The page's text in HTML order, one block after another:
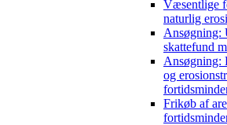
Væsentlige
naturlig
Ansøgning:
skattefund
Ansøgning:
og
Frikøb af